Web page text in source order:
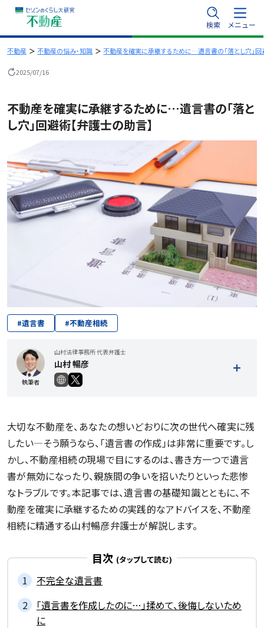
容
を
プ
検索 メニュー
不動産 不動産の悩み・知識 不動産を確実に承継するために…遺言書の「落とし穴」回
2025/07/16
不動産を確実に承継するために…遺言書の「落と
し穴」回避術【弁護士の助言】
#遺言書 #不動産相続
執筆者
山村法律事務所 代表弁護士
山村 暢彦
記事一覧を見る
大切な不動産を、あなたの想いどおりに次の世代へ確実に残
したい―そう願うなら、「遺言書の作成」は非常に重要です。し
かし、不動産相続の現場で目にするのは、書き方一つで遺言
書が無効になったり、親族間の争いを招いたりといった悲惨
なトラブルです。本記事では、遺言書の基礎知識とともに、不
動産を確実に承継するための実践的なアドバイスを、不動産
相続に精通する山村暢彦弁護士が解説します。
目次
不完全な遺言書
「遺言書を作成したのに…」揉めて、後悔しないため
に